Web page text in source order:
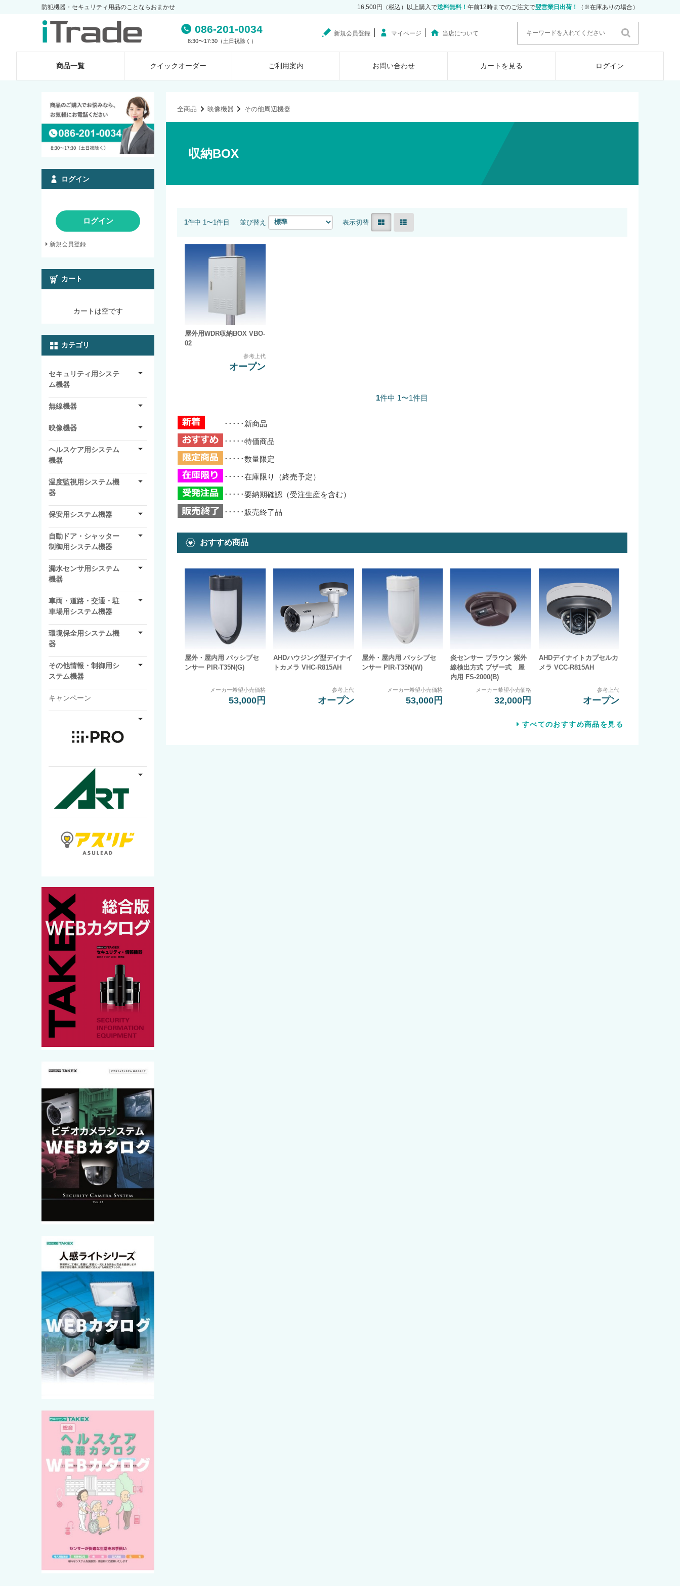
防犯機器・セキュリティ用品のことならおまかせ 16,500円（税込）以上購入で送料無料！ 午前12時までのご注文で翌営業日出荷！ （※在庫ありの場合）
086-201-0034
8:30〜17:30（土日祝除く）
新規会員登録 マイページ 当店について
商品一覧 クイックオーダー ご利用案内 お問い合わせ カートを見る ログイン
全商品 映像機器 その他周辺機器
収納BOX
1件中 1〜1件目 並び替え 表示切替
屋外用WDR収納BOX VBO-
02
参考上代
オープン
1件中 1〜1件目
･････新商品
･････特価商品
･････数量限定
･････在庫限り（終売予定）
･････要納期確認（受注生産を含む）
･････販売終了品
おすすめ商品
屋外・屋内用 パッシブセ
ンサー PIR-T35N(G)
メーカー希望小売価格
53,000円
AHDハウジング型デイナイ
トカメラ VHC-R815AH
参考上代
オープン
屋外・屋内用 パッシブセ
ンサー PIR-T35N(W)
メーカー希望小売価格
53,000円
炎センサー ブラウン 紫外
線検出方式 ブザー式 屋
内用 FS-2000(B)
メーカー希望小売価格
32,000円
AHDデイナイトカプセルカ
メラ VCC-R815AH
参考上代
オープン
すべてのおすすめ商品を見る
ログイン
ログイン
新規会員登録
カート
カートは空です
カテゴリ
セキュリティ用システ
ム機器
無線機器
映像機器
ヘルスケア用システム
機器
温度監視用システム機
器
保安用システム機器
自動ドア・シャッター
制御用システム機器
漏水センサ用システム
機器
車両・道路・交通・駐
車場用システム機器
環境保全用システム機
器
その他情報・制御用シ
ステム機器
キャンペーン